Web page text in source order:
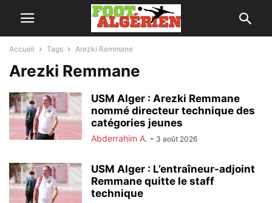
Accueil Tags Arezki Remmane
Arezki Remmane
USM Alger : Arezki Remmane
nommé directeur technique des
catégories jeunes
Abderrahim A. - 3 août 2026
USM Alger : L’entraîneur-adjoint
Remmane quitte le staff
technique